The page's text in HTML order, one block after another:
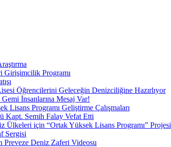
Programı
Öğrencilerini Geleceğin Denizciliğine Hazırlıyor
İnsanlarına Mesaj Var!
Programı Geliştirme Çalışmaları
Kapt. Semih Falay Vefat Etti
Ülkeleri için “Ortak Yüksek Lisans Programı” Projesi
Sergisi
Deniz Zaferi Videosu